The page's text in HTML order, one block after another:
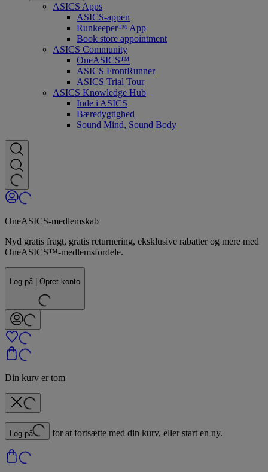
ASICS Apps
ASICS-appen
Runkeeper™ App
Book store appointment
ASICS Community
OneASICS™
ASICS FrontRunner
ASICS Trial Tour
ASICS Knowledge Hub
Inde i ASICS
Bæredygtighed
Sound Mind, Sound Body
OneASICS-medlemskab
Nyd gratis fragt, gratis returnering, eksklusive rabatter og mere med
OneASICS™-medlemsfordele.
Log på | Opret konto
Din kurv er tom
Log på for at fortsætte med din kurv, eller start en ny.